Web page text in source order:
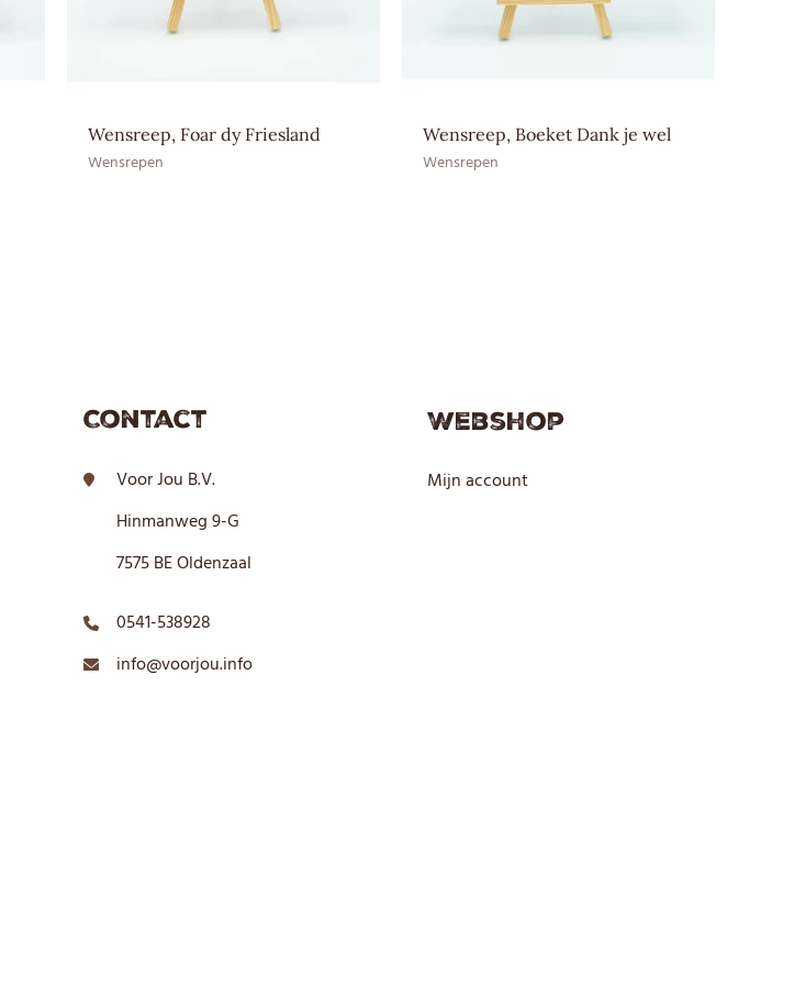
SOJAlecithine, Suiker, Volle MELKpoeder
Wensreep, Foar dy Friesland
Wensrepen
Wensreep, Boeket Dank je wel
Wensrepen
Contact
Voor Jou B.V.
Hinmanweg 9-G
7575 BE Oldenzaal
0541-538928
info@voorjou.info
Webshop
Mijn account